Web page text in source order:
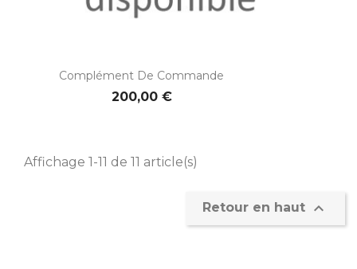
Complément De Commande
200,00 €
Affichage 1-11 de 11 article(s)
Retour en haut 